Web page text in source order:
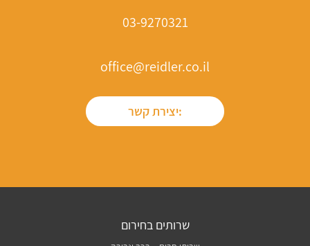
03-9270321
office@reidler.co.il
יצירת קשר:
שרותים בחירום